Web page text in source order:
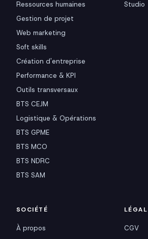
Ressources humaines
Gestion de projet
Web marketing
Soft skills
Création d'entreprise
Performance & KPI
Outils transversaux
BTS CEJM
Logistique & Opérations
BTS GPME
BTS MCO
BTS NDRC
BTS SAM
Studio
SOCIÉTÉ
À propos
LÉGAL
CGV